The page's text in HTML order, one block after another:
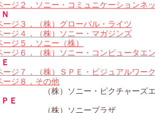
ージ２．ソニー・コミュニケーションネ
ージ３．（株）グローバル・ライツ
ージ４．（株）ソニー・マガジンズ
ージ５．ソニー（株）
ージ６．（株）ソニー・コンピュータエ
ージ７．（株）ＳＰＥ・ビジュアルワー
ージ８．その他
株）ソニー・ピクチャーズエン
Ｅ
株）ソニープラザ